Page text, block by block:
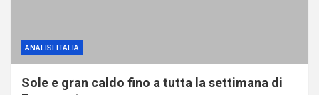
ANALISI ITALIA
Sole e gran caldo fino a tutta la settimana di